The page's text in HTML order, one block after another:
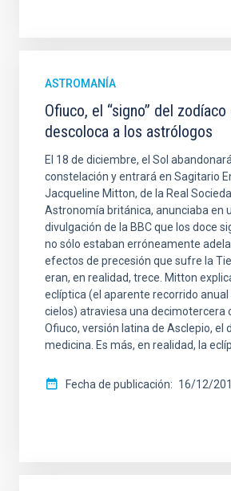
ASTROMANÍA
Ofiuco, el “signo” del zodíaco
descoloca a los astrólogos
El 18 de diciembre, el Sol
constelación y entrará en Sagitario
Jacqueline Mitton, de la Real
Astronomía británica, anunciaba en
divulgación de la BBC que los doce
no sólo estaban erróneamente
efectos de precesión que sufre la
eran, en realidad, trece. Mitton
eclíptica (el aparente recorrido anual
cielos) atraviesa una decimotercera
Ofiuco, versión latina de Asclepio, el
medicina. Es más, en realidad, la
Fecha de publicación 16/12/